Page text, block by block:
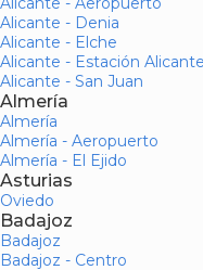
Alicante - Denia
Alicante - Elche
Alicante - Estación Alicante
Alicante - San Juan
Almería
Almería
Almería - Aeropuerto
Almería - El Ejido
Asturias
Oviedo
Badajoz
Badajoz
Badajoz - Centro